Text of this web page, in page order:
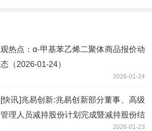
观热点：α-甲基苯乙烯二聚体商品报价动
态（2026-01-24）
2026-01-24
[快讯]兆易创新:兆易创新部分董事、高级
管理人员减持股份计划完成暨减持股份结
2026-01-23